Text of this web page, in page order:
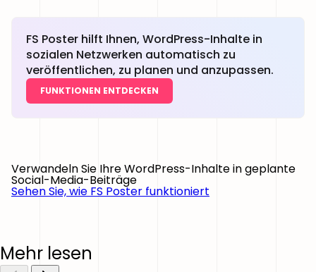
FS Poster hilft Ihnen, WordPress-Inhalte in
sozialen Netzwerken automatisch zu
veröffentlichen, zu planen und anzupassen.
FUNKTIONEN ENTDECKEN
Verwandeln Sie Ihre WordPress-Inhalte in geplante
Social-Media-Beiträge
Sehen Sie, wie FS Poster funktioniert
Mehr lesen